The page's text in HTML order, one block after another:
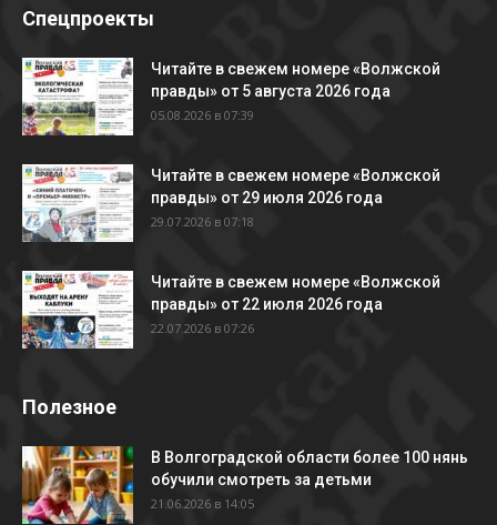
Спецпроекты
Читайте в свежем номере «Волжской
правды» от 5 августа 2026 года
05.08.2026 в 07:39
Читайте в свежем номере «Волжской
правды» от 29 июля 2026 года
29.07.2026 в 07:18
Читайте в свежем номере «Волжской
правды» от 22 июля 2026 года
22.07.2026 в 07:26
Полезное
В Волгоградской области более 100 нянь
обучили смотреть за детьми
21.06.2026 в 14:05